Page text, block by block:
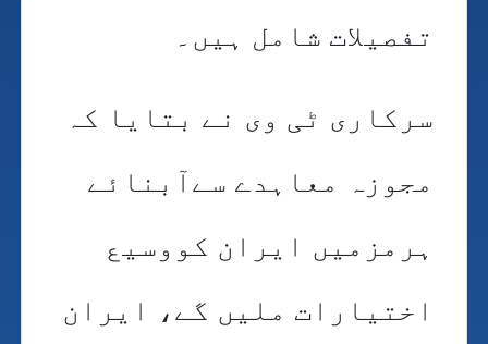
تفصیلات شامل ہیں۔
سرکاری ٹی وی نے بتایا کہ
مجوزہ معاہدے سےآبنائے
ہرمزمیں ایران کووسیع
اختیارات ملیں گے، ایران